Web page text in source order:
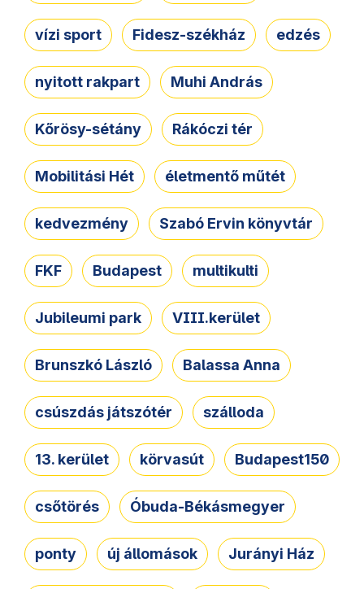
vízi sport Fidesz-székház edzés
nyitott rakpart Muhi András
Kőrösy-sétány Rákóczi tér
Mobilitási Hét életmentő műtét
kedvezmény Szabó Ervin könyvtár
FKF Budapest multikulti
Jubileumi park VIII.kerület
Brunszkó László Balassa Anna
csúszdás játszótér szálloda
13. kerület körvasút Budapest150
csőtörés Óbuda-Békásmegyer
ponty új állomások Jurányi Ház